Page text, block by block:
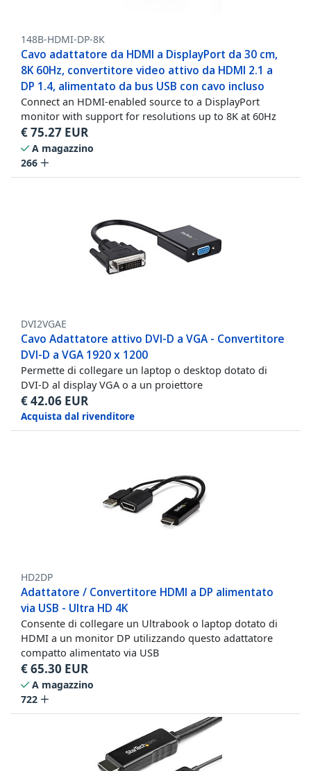
148B-HDMI-DP-8K
Cavo adattatore da HDMI a DisplayPort da 30 cm,
8K 60Hz, convertitore video attivo da HDMI 2.1 a
DP 1.4, alimentato da bus USB con cavo incluso
Connect an HDMI-enabled source to a DisplayPort
monitor with support for resolutions up to 8K at 60Hz
€75.27 EUR
A magazzino
266
DVI2VGAE
Cavo Adattatore attivo DVI-D a VGA - Convertitore
DVI-D a VGA 1920 x 1200
Permette di collegare un laptop o desktop dotato di
DVI-D al display VGA o a un proiettore
€42.06 EUR
Acquista dal rivenditore
HD2DP
Adattatore / Convertitore HDMI a DP alimentato
via USB - Ultra HD 4K
Consente di collegare un Ultrabook o laptop dotato di
HDMI a un monitor DP utilizzando questo adattatore
compatto alimentato via USB
€65.30 EUR
A magazzino
722